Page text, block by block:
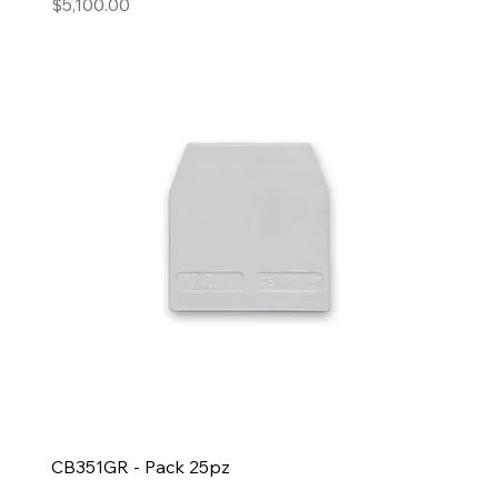
$5,100.00
CB351GR - Pack 25pz